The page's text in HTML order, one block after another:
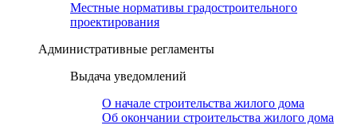
Местные нормативы градостроительного
проектирования
Административные регламенты
Выдача уведомлений
О начале строительства жилого дома
Об окончании строительства жилого дома